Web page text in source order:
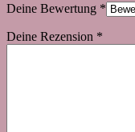
Deine Bewertung *
Deine Rezension *